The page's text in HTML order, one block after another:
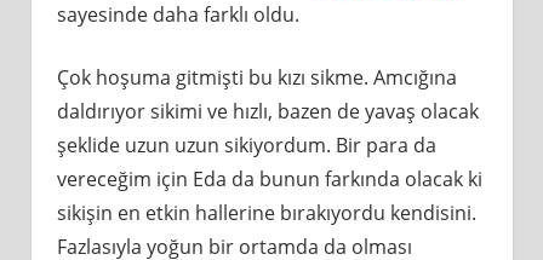
sayesinde daha farklı oldu.
Çok hoşuma gitmişti bu kızı sikme. Amcığına
daldırıyor sikimi ve hızlı, bazen de yavaş olacak
şeklide uzun uzun sikiyordum. Bir para da
vereceğim için Eda da bunun farkında olacak ki
sikişin en etkin hallerine bırakıyordu kendisini.
Fazlasıyla yoğun bir ortamda da olması